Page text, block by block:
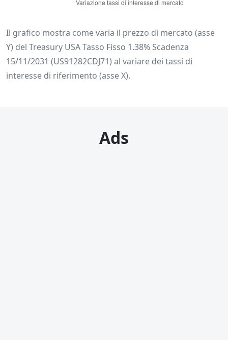
Il grafico mostra come varia il prezzo di mercato (asse
Y) del Treasury USA Tasso Fisso 1.38% Scadenza
15/11/2031 (US91282CDJ71) al variare dei tassi di
interesse di riferimento (asse X).
Ads